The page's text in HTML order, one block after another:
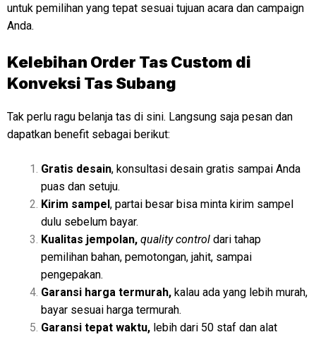
untuk pemilihan yang tepat sesuai tujuan acara dan campaign
Anda.
Kelebihan Order Tas Custom di
Konveksi Tas Subang
Tak perlu ragu belanja tas di sini. Langsung saja pesan dan
dapatkan benefit sebagai berikut:
Gratis desain, konsultasi desain gratis sampai Anda
puas dan setuju.
Kirim sampel, partai besar bisa minta kirim sampel
dulu sebelum bayar.
Kualitas jempolan, quality control dari tahap
pemilihan bahan, pemotongan, jahit, sampai
pengepakan.
Garansi harga termurah, kalau ada yang lebih murah,
bayar sesuai harga termurah.
Garansi tepat waktu, lebih dari 50 staf dan alat